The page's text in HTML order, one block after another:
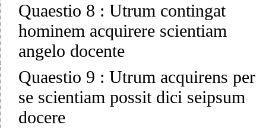
Quaestio 8 : Utrum contingat
hominem acquirere scientiam
angelo docente
Quaestio 9 : Utrum acquirens per
se scientiam possit dici seipsum
docere